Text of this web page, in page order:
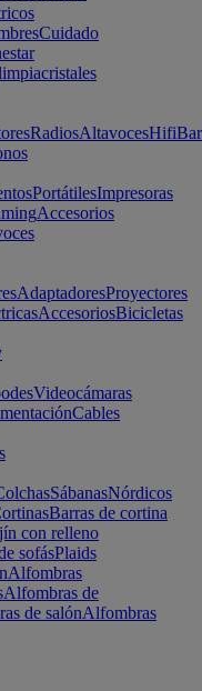
Cuidado
RadiosAltavocesHifi
PortátilesImpresoras
Accesorios
AdaptadoresProyectores
AccesoriosBicicletas
Videocámaras
Cables
SábanasNórdicos
Barras de cortina
con relleno
sofásPlaids
Alfombras
Alfombras de
de salónAlfombras